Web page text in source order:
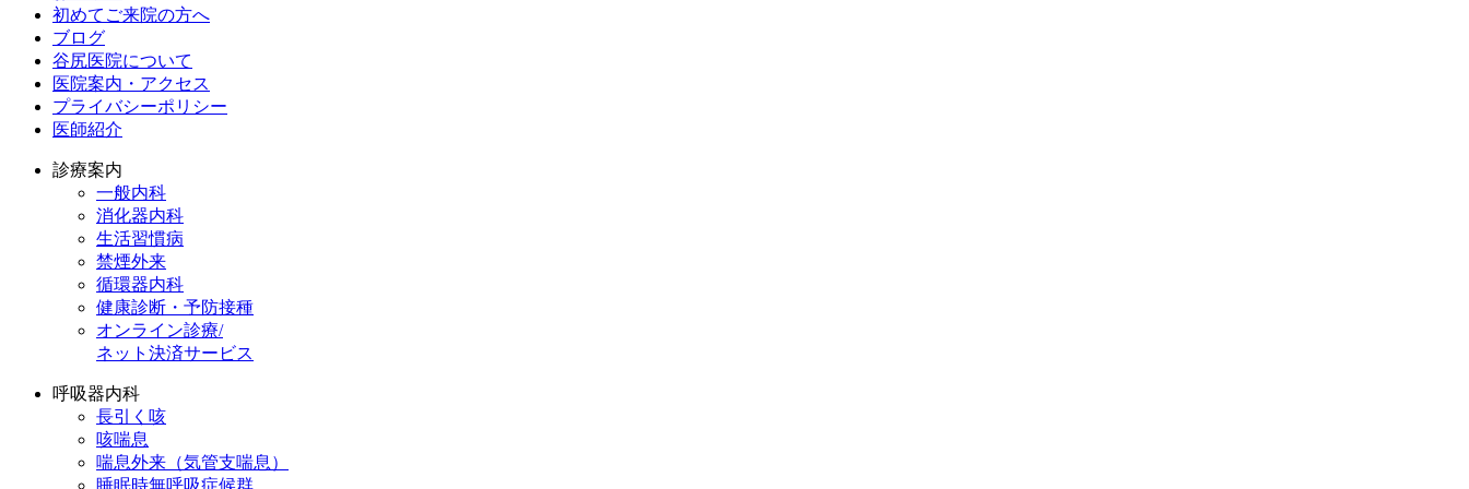
初めてご来院の方へ
ブログ
谷尻医院について
医院案内・アクセス
プライバシーポリシー
医師紹介
診療案内
一般内科
消化器内科
生活習慣病
禁煙外来
循環器内科
健康診断・予防接種
オンライン診療/
ネット決済サービス
呼吸器内科
長引く咳
咳喘息
喘息外来（気管支喘息）